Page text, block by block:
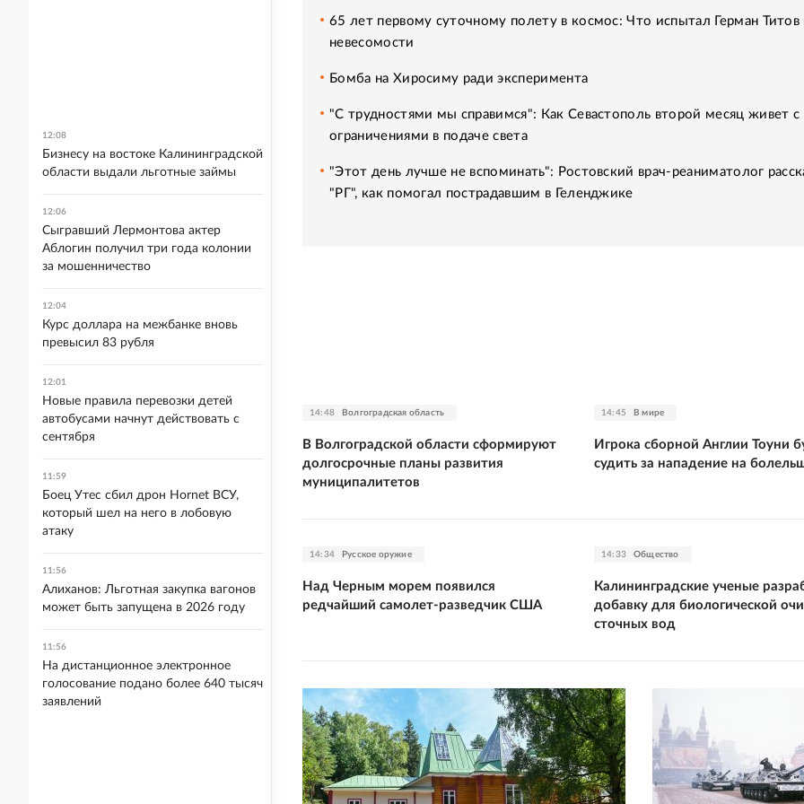
65 лет первому суточному полету в космос: Что испытал Герман Титов
невесомости
Бомба на Хиросиму ради эксперимента
"С трудностями мы справимся": Как Севастополь второй месяц живет с
ограничениями в подаче света
"Этот день лучше не вспоминать": Ростовский врач-реаниматолог
"РГ", как помогал пострадавшим в Геленджике
14:48 Волгоградская область
В Волгоградской области сформируют
долгосрочные планы развития
муниципалитетов
14:45 В мире
Игрока сборной Англии Тоуни
судить за нападение на
14:34 Русское оружие
Над Черным морем появился
редчайший самолет-разведчик США
14:33 Общество
Калининградские ученые
добавку для биологической
сточных вод
12:08
Бизнесу на востоке Калининградской
области выдали льготные займы
12:06
Сыгравший Лермонтова актер
Аблогин получил три года колонии
за мошенничество
12:04
Курс доллара на межбанке вновь
превысил 83 рубля
12:01
Новые правила перевозки детей
автобусами начнут действовать с
сентября
11:59
Боец Утес сбил дрон Hornet ВСУ,
который шел на него в лобовую
атаку
11:56
Алиханов: Льготная закупка вагонов
может быть запущена в 2026 году
11:56
На дистанционное электронное
голосование подано более 640 тысяч
заявлений